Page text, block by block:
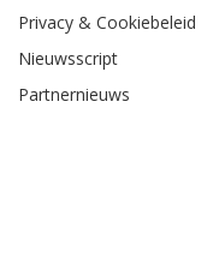
Privacy & Cookiebeleid
Nieuwsscript
Partnernieuws